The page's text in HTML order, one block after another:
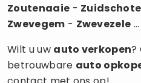
Zoutenaaie - Zuidschote
Zwevegem - Zwevezele ...
Wilt u uw auto verkopen?
betrouwbare auto